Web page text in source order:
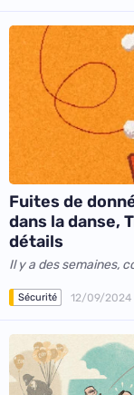
Fuites de
dans la danse,
détails
Il y a des semaines,
Sécurité 12/09/2024